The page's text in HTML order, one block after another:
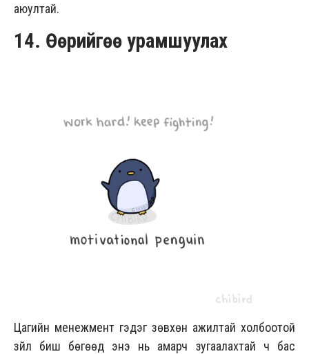
аюултай.
14. Өөрийгөө урамшуулах
Цагийн менежмент гэдэг зөвхөн ажилтай холбоотой
зүйл биш бөгөөд энэ нь амарч зугаалахтай ч бас